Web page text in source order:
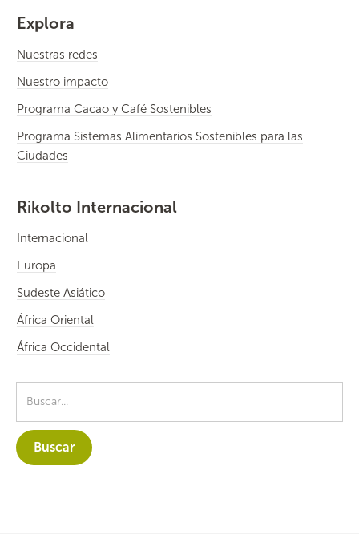
Explora
Nuestras redes
Nuestro impacto
Programa Cacao y Café Sostenibles
Programa Sistemas Alimentarios Sostenibles para las
Ciudades
Rikolto Internacional
Internacional
Europa
Sudeste Asiático
África Oriental
África Occidental